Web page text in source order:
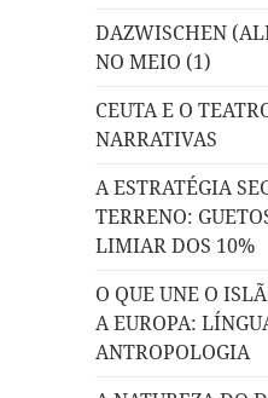
DAZWISCHEN
NO MEIO (1)
CEUTA E O
NARRATIVAS
A ESTRATÉGIA
TERRENO:
LIMIAR DOS 10%
O QUE UNE O
A EUROPA:
ANTROPOLOGIA